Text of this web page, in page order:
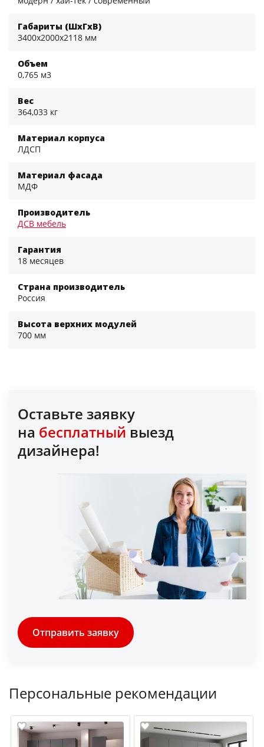
Габариты (ШхГхВ)
3400x2000x2118 мм
Объем
0,765 м3
Вес
364,033 кг
Материал корпуса
ЛДСП
Материал фасада
МДФ
Производитель
ДСВ мебель
Гарантия
18 месяцев
Страна производитель
Россия
Высота верхних модулей
700 мм
Оставьте заявку
на бесплатный выезд
дизайнера!
Отправить заявку
Персональные рекомендации